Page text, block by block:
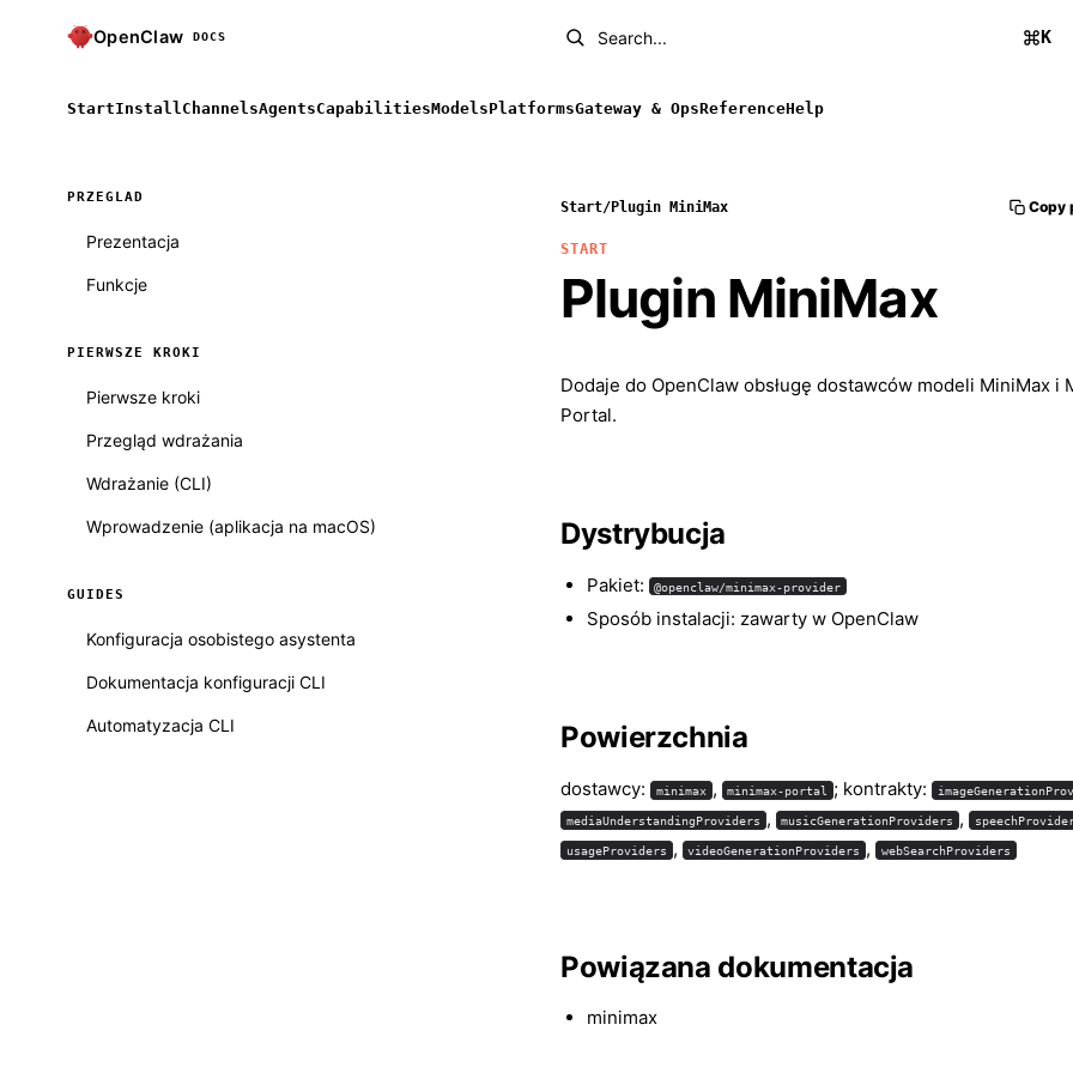
OpenClaw DOCS Search... K
StartInstall ChannelsAgentsCapabilitiesModelsPlatformsGateway & OpsReferenceHelp
PRZEGLAD
Prezentacja
Funkcje
PIERWSZE KROKI
Pierwsze kroki
Przegląd wdrażania
Wdrażanie (CLI)
Wprowadzenie (aplikacja na macOS)
GUIDES
Konfiguracja osobistego asystenta
Dokumentacja konfiguracji CLI
Automatyzacja CLI
Start/Plugin MiniMax Copy
START
Plugin MiniMax
Dodaje do OpenClaw obsługę dostawców modeli MiniMax i
Portal.
Dystrybucja
Pakiet: @openclaw/minimax-provider
Sposób instalacji: zawarty w OpenClaw
Powierzchnia
dostawcy: minimax , minimax-portal ; kontrakty:
mediaUnderstandingProviders , musicGenerationProviders ,
usageProviders , videoGenerationProviders , webSearchProviders
Powiązana dokumentacja
minimax